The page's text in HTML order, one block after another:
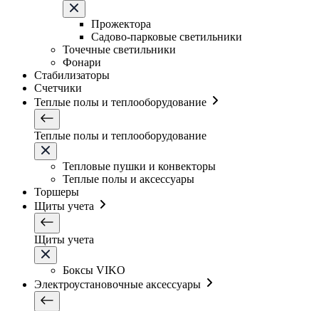
Прожектора
Садово-парковые светильники
Точечные светильники
Фонари
Стабилизаторы
Счетчики
Теплые полы и теплооборудование
Теплые полы и теплооборудование
Тепловые пушки и конвекторы
Теплые полы и аксессуары
Торшеры
Щиты учета
Щиты учета
Боксы VIKO
Электроустановочные аксессуары